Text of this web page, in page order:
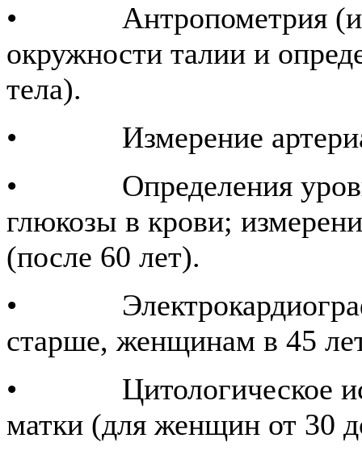
• Антропометрия
окружности талии и
тела).
• Измерение
• Определения уровня
глюкозы в крови;
(после 60 лет).
•
старше, женщинам в 45
• Цитологическое
матки (для женщин от 30